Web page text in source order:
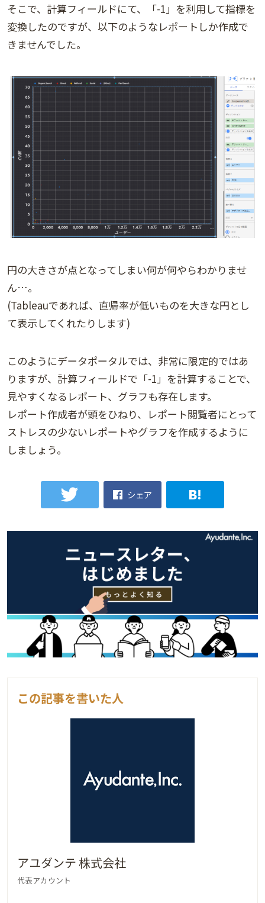
そこで、計算フィールドにて、「-1」を利用して指標を
変換したのですが、以下のようなレポートしか作成で
きませんでした。
円の大きさが点となってしまい何が何やらわかりませ
ん…。
(Tableauであれば、直帰率が低いものを大きな円とし
て表示してくれたりします)
このようにデータポータルでは、非常に限定的ではあ
りますが、計算フィールドで「-1」を計算することで、
見やすくなるレポート、グラフも存在します。
レポート作成者が頭をひねり、レポート閲覧者にとって
ストレスの少ないレポートやグラフを作成するように
しましょう。
シェア
この記事を書いた人
アユダンテ 株式会社
代表アカウント